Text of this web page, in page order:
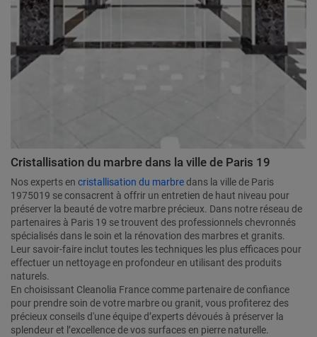
Cristallisation du marbre dans la ville de Paris 19
Nos experts en cristallisation du marbredans la ville de Paris
1975019 se consacrent à offrir un entretien de haut niveau pour
préserver la beauté de votre marbre précieux. Dans notre réseau de
partenaires à Paris 19 se trouvent des professionnels chevronnés
spécialisés dans le soin et la rénovation des marbres et granits.
Leur savoir-faire inclut toutes les techniques les plus efficaces pour
effectuer un nettoyage en profondeur en utilisant des produits
naturels.
En choisissant Cleanolia France comme partenaire de confiance
pour prendre soin de votre marbre ou granit, vous profiterez des
précieux conseils d'une équipe d’experts dévoués à préserver la
splendeur et l’excellence de vos surfaces en pierre naturelle.